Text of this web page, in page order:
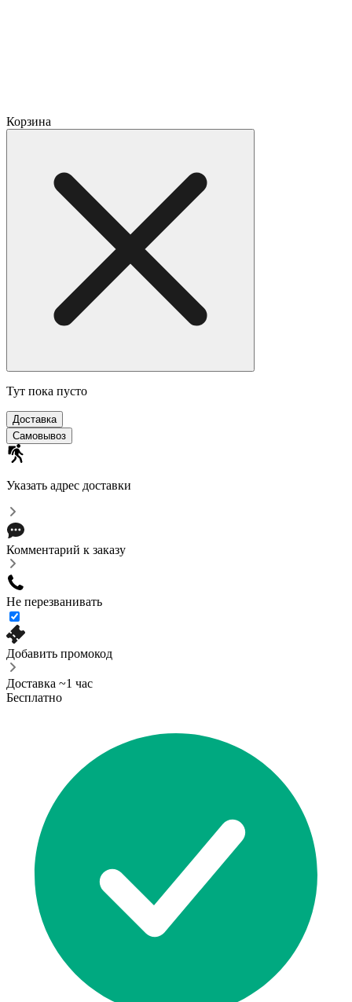
Корзина
Тут пока пусто
Доставка
Cамовывоз
Указать адрес доставки
Комментарий к заказу
Не перезванивать
Добавить промокод
Доставка ~1 час
Бесплатно